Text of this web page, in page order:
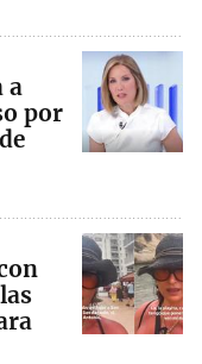
a
por